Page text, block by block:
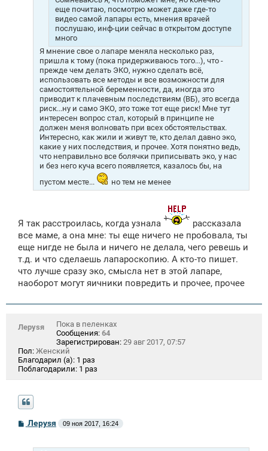
еще почитаю, посмотрю может даже где-то
видео самой лапары есть, мнения врачей
послушаю, инф-ции сейчас в открытом доступе
много
Я мнение свое о лапаре меняла несколько раз,
пришла к тому (пока придерживаюсь того...), что -
прежде чем делать ЭКО, нужно сделать всё,
использовать все методы и все возможности для
самостоятельной беременности, да, иногда это
приводит к плачевным последствиям (ВБ), это всегда
риск...ну и само ЭКО, это тоже тот еще риск! Мне тут
интересен вопрос стал, который в принципе не
должен меня волновать при всех обстоятельствах.
Интересно, как жили и живут те, кто делал давно эко,
какие у них последствия, и прочее. Хотя понятно ведь,
что неправильно все болячки приписывать эко, у нас
и без него куча всего появляется, казалось бы, на
пустом месте...
но тем не менее
Я так расстроилась, когда узнала
рассказала
все маме, а она мне: ты еще ничего не пробовала, ты
еще нигде не была и ничего не делала, чего ревешь и
т.д. и что сделаешь лапароскопию. А кто-то пишет.
что лучше сразу эко, смысла нет в этой лапаре,
наоборот могут яичники повредить и прочее, прочее
Лeрysя
Пока в пеленках
Сообщения: 64
Зарегистрирован: 29 авг 2017, 07:57
Пол: Женский
Благодарил (а): 1 раз
Поблагодарили: 1 раз
С
о
Лeрysя 09 ноя 2017, 16:24